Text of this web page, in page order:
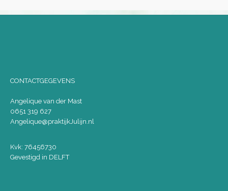
CONTACTGEGEVENS
Angelique van der Mast
0651 319 627
Angelique@praktijkJulijn.nl
Kvk: 76456730
Gevestigd in DELFT